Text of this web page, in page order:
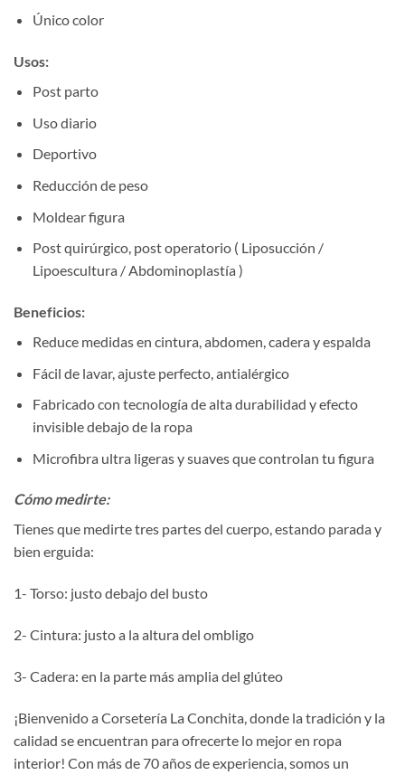
Único color
Usos:
Post parto
Uso diario
Deportivo
Reducción de peso
Moldear figura
Post quirúrgico, post operatorio ( Liposucción /
Lipoescultura / Abdominoplastía )
Beneficios:
Reduce medidas en cintura, abdomen, cadera y espalda
Fácil de lavar, ajuste perfecto, antialérgico
Fabricado con tecnología de alta durabilidad y efecto
invisible debajo de la ropa
Microfibra ultra ligeras y suaves que controlan tu figura
Cómo medirte:
Tienes que medirte tres partes del cuerpo, estando parada y
bien erguida:
1- Torso: justo debajo del busto
2- Cintura: justo a la altura del ombligo
3- Cadera: en la parte más amplia del glúteo
¡Bienvenido a Corsetería La Conchita, donde la tradición y la
calidad se encuentran para ofrecerte lo mejor en ropa
interior! Con más de 70 años de experiencia, somos un